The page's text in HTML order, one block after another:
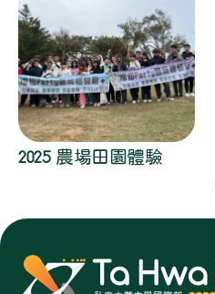
2025 農場田園體驗